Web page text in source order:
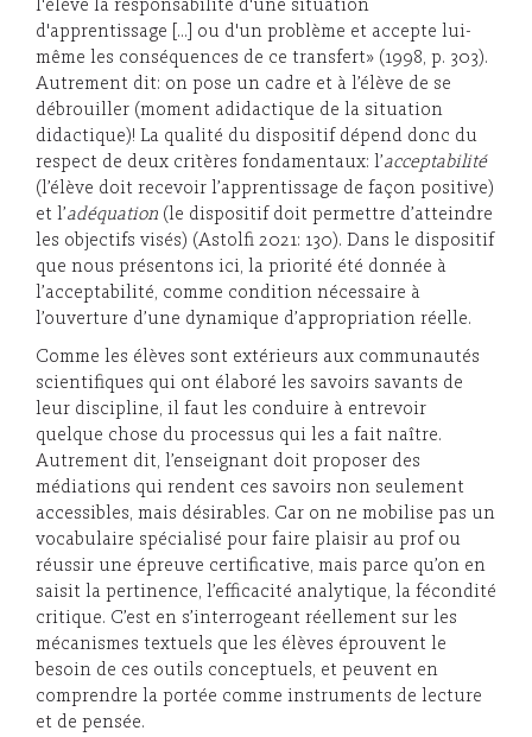
l'élève la responsabilité d'une situation
d'apprentissage […] ou d'un problème et accepte lui-
même les conséquences de ce transfert» (1998, p. 303).
Autrement dit: on pose un cadre et à l’élève de se
débrouiller (moment adidactique de la situation
didactique)! La qualité du dispositif dépend donc du
respect de deux critères fondamentaux: l’acceptabilité
(l’élève doit recevoir l’apprentissage de façon positive)
et l’adéquation (le dispositif doit permettre d’atteindre
les objectifs visés) (Astolfi 2021: 130). Dans le dispositif
que nous présentons ici, la priorité été donnée à
l’acceptabilité, comme condition nécessaire à
l’ouverture d’une dynamique d’appropriation réelle.
Comme les élèves sont extérieurs aux communautés
scientifiques qui ont élaboré les savoirs savants de
leur discipline, il faut les conduire à entrevoir
quelque chose du processus qui les a fait naître.
Autrement dit, l’enseignant doit proposer des
médiations qui rendent ces savoirs non seulement
accessibles, mais désirables. Car on ne mobilise pas un
vocabulaire spécialisé pour faire plaisir au prof ou
réussir une épreuve certificative, mais parce qu’on en
saisit la pertinence, l’efficacité analytique, la fécondité
critique. C’est en s’interrogeant réellement sur les
mécanismes textuels que les élèves éprouvent le
besoin de ces outils conceptuels, et peuvent en
comprendre la portée comme instruments de lecture
et de pensée.